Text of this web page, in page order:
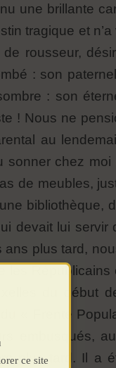
une brillante
tragique et
rousseur,
: son
: son
! Nous ne
au
sonner chez moi
de meubles,
bibliothèque,
devait lui servir
plus tard,
les
du début
« Frente
embusqués,
plus tard. Il a
ce site